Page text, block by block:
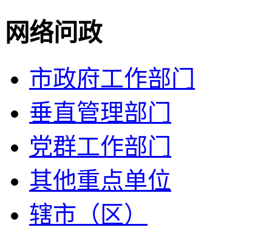
网络问政
市政府工作部门
垂直管理部门
党群工作部门
其他重点单位
辖市（区）